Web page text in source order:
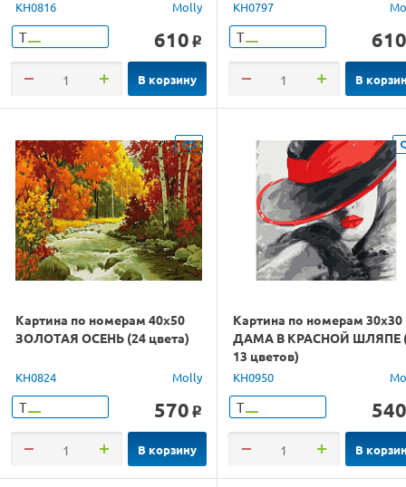
KH0816 Molly
Т 610 o
В корзину
KH0797
Т 610
В
Картина по номерам 40х50
ЗОЛОТАЯ ОСЕНЬ (24 цвета)
KH0824 Molly
Т 570 o
В корзину
Картина по номерам 30х30
ДАМА В КРАСНОЙ ШЛЯПЕ
13 цветов)
KH0950
Т 540
В